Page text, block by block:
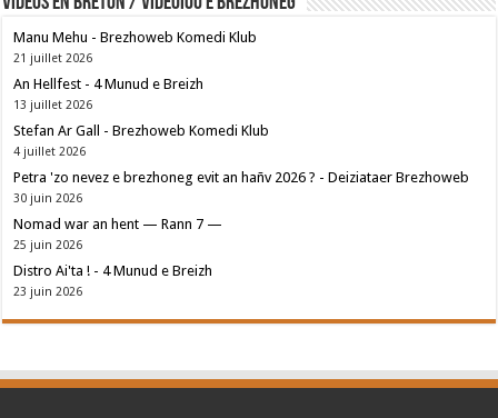
Manu Mehu - Brezhoweb Komedi Klub
21 juillet 2026
An Hellfest - 4 Munud e Breizh
13 juillet 2026
Stefan Ar Gall - Brezhoweb Komedi Klub
4 juillet 2026
Petra 'zo nevez e brezhoneg evit an hañv 2026 ? - Deiziataer Brezhoweb
30 juin 2026
Nomad war an hent — Rann 7 —
25 juin 2026
Distro Ai'ta ! - 4 Munud e Breizh
23 juin 2026